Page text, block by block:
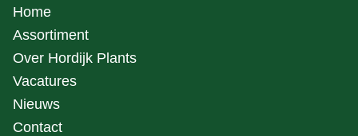
Home
Assortiment
Over Hordijk Plants
Vacatures
Nieuws
Contact